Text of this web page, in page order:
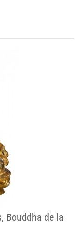
Bouddha de la